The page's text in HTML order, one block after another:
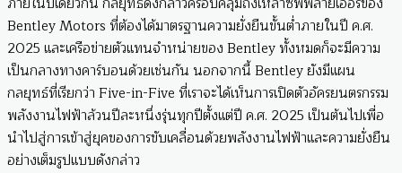
Bentley Motors ที่ต้องได้มาตรฐานความยั่งยืนขั้นต่ำภายในปี ค.ศ.
2025 และเครือข่ายตัวแทนจำหน่ายของ Bentley ทั้งหมดก็จะมีความ
เป็นกลางทางคาร์บอนด้วยเช่นกัน นอกจากนี้ Bentley ยังมีแผน
กลยุทธ์ที่เรียกว่า Five-in-Five ที่เราจะได้เห็นการเปิดตัวอัครยนตรกรรม
พลังงานไฟฟ้าล้วนปีละหนึ่งรุ่นทุกปีตั้งแต่ปี ค.ศ. 2025 เป็นต้นไปเพื่อ
นำไปสู่การเข้าสู่ยุคของการขับเคลื่อนด้วยพลังงานไฟฟ้าและความยั่งยืน
อย่างเต็มรูปแบบดังกล่าว